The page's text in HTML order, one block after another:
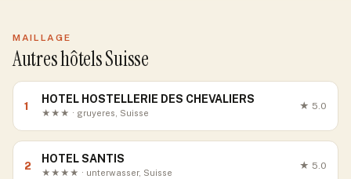
MAILLAGE
Autres hôtels Suisse
1
HOTEL HOSTELLERIE DES CHEVALIERS
★★★ · gruyeres, Suisse
★ 5.0
2
HOTEL SANTIS
★★★★ · unterwasser, Suisse
★ 5.0